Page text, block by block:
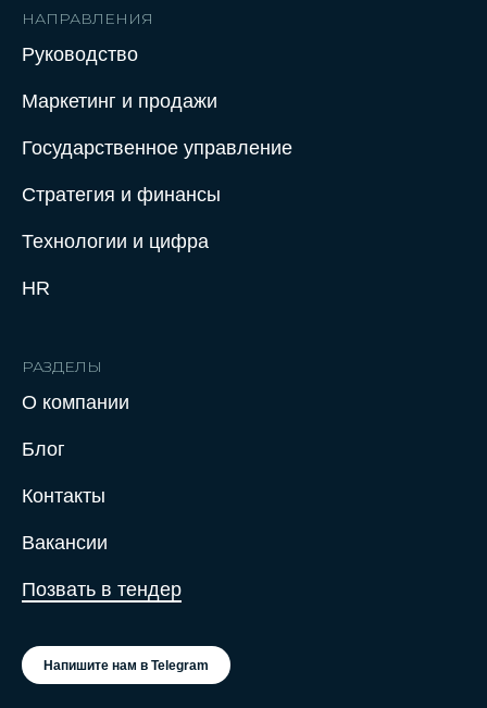
вы соглашаетесь с Политикой
Руководство
НАПРАВЛЕНИЯ
Маркетинг и продажи
Государственное управление
Стратегия и финансы
Технологии и цифра
HR
О компании
Контакты
Вакансии
Позвать в тендер
РАЗДЕЛЫ
Напишите нам в Telegram
Блог